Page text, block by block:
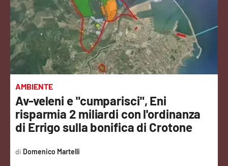
Sanità
Sport
Cultura
Podcast
Meteo
Editoriali
AMBIENTE
Av-veleni e "cumparisci", Eni
risparmia 2 miliardi con l'ordinanza
di Errigo sulla bonifica di Crotone
Domenico Martelli